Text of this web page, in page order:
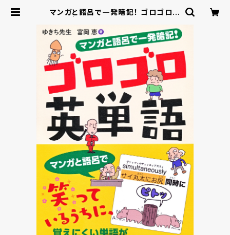
マンガと語呂で一発暗記！ ゴロゴロ英